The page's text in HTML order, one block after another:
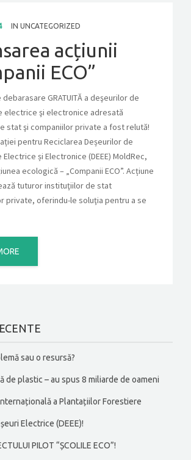
GET A QUOTE
IN UNCATEGORIZED
acțiunii
ECO”
debarasare GRATUITĂ a deşeurilor de
electrice şi electronice adresată
stat şi companiilor private a fost relută!
pentru Reciclarea Deșeurilor de
și Electronice (DEEE) MoldRec,
ecologică – „Companii ECO”. Acțiune
tuturor instituţiilor de stat
private, oferindu-le soluţia pentru a se
sau o resursă?
de plastic – au spus 8 miliarde de oameni
a Plantațiilor Forestiere
Electrice (DEEE)!
PILOT “ȘCOLILE ECO”!